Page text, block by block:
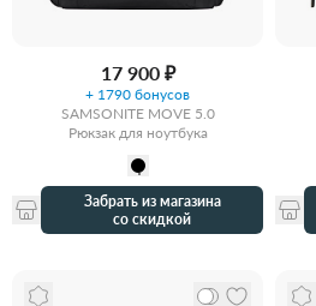
17 900 ₽
+ 1790 бонусов
SAMSONITE MOVE 5.0
Рюкзак для ноутбука
Забрать из магазина
со скидкой